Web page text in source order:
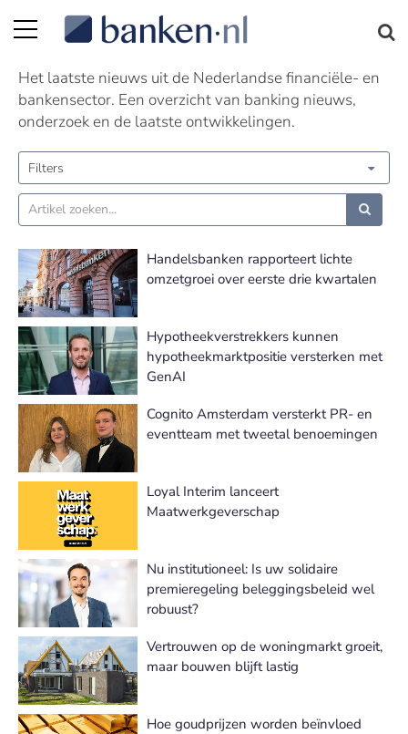
Nieuws | Pagina 52
Het laatste nieuws uit de Nederlandse financiële- en
bankensector. Een overzicht van banking nieuws,
onderzoek en de laatste ontwikkelingen.
Filters
Handelsbanken rapporteert lichte
omzetgroei over eerste drie kwartalen
Hypotheekverstrekkers kunnen
hypotheekmarktpositie versterken met
GenAI
Cognito Amsterdam versterkt PR- en
eventteam met tweetal benoemingen
Loyal Interim lanceert
Maatwerkgeverschap
Nu institutioneel: Is uw solidaire
premieregeling beleggingsbeleid wel
robuust?
Vertrouwen op de woningmarkt groeit,
maar bouwen blijft lastig
Hoe goudprijzen worden beïnvloed